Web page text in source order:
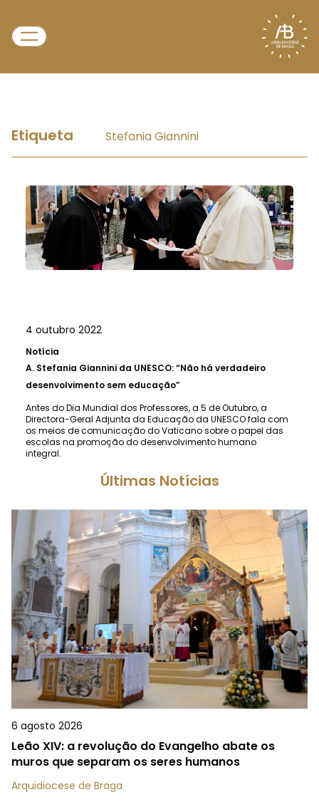
Etiqueta Stefania Giannini
4 outubro 2022
Notícia
A. Stefania Giannini da UNESCO: “Não há verdadeiro
desenvolvimento sem educação”
Antes do Dia Mundial dos Professores, a 5 de Outubro, a
Directora-Geral Adjunta da Educação da UNESCO fala com
os meios de comunicação do Vaticano sobre o papel das
escolas na promoção do desenvolvimento humano
integral.
Últimas Notícias
6 agosto 2026
Leão XIV: a revolução do Evangelho abate os
muros que separam os seres humanos
Arquidiocese de Braga